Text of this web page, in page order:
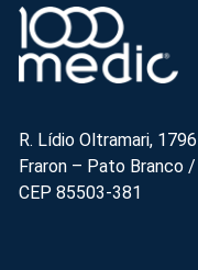
R. Lídio Oltramari, 1796
Fraron – Pato Branco
CEP 85503-381